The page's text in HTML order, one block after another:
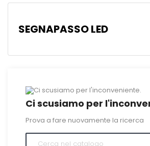
SEGNAPASSO LED
Ci scusiamo per
Prova a fare nuovamente la ricerca